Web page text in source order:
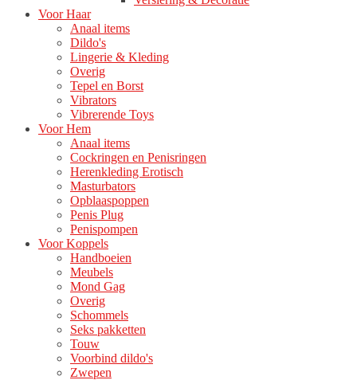
Voor Haar
Anaal items
Dildo's
Lingerie & Kleding
Overig
Tepel en Borst
Vibrators
Vibrerende Toys
Voor Hem
Anaal items
Cockringen en Penisringen
Herenkleding Erotisch
Masturbators
Opblaaspoppen
Penis Plug
Penispompen
Voor Koppels
Handboeien
Meubels
Mond Gag
Overig
Schommels
Seks pakketten
Touw
Voorbind dildo's
Zwepen